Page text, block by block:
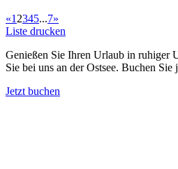
«1 2345...7»
Liste drucken
Genießen Sie Ihren Urlaub in ruhiger
Sie bei uns an der Ostsee. Buchen Sie
Jetzt buchen